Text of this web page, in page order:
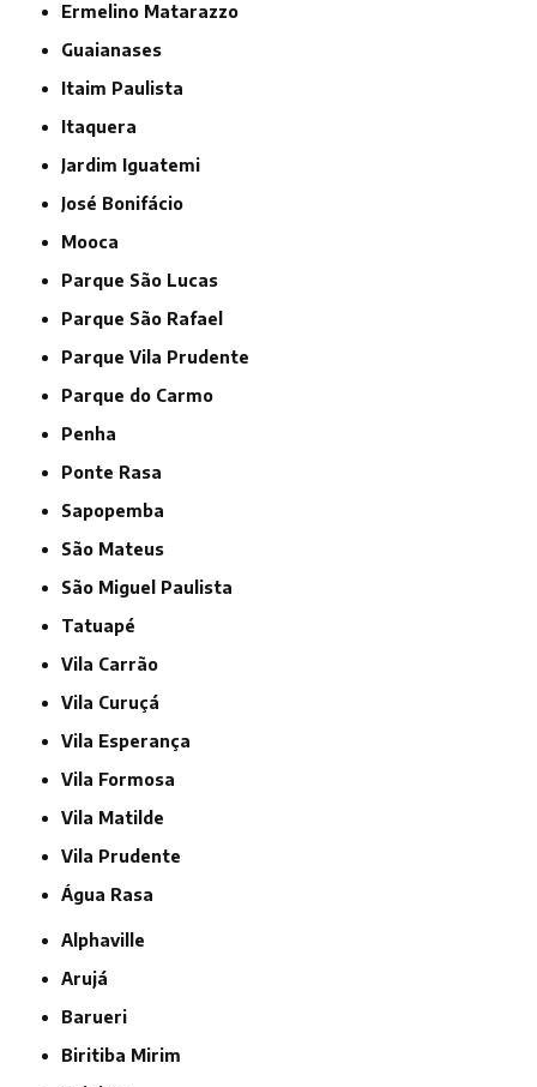
Ermelino Matarazzo
Guaianases
Itaim Paulista
Itaquera
Jardim Iguatemi
José Bonifácio
Mooca
Parque São Lucas
Parque São Rafael
Parque Vila Prudente
Parque do Carmo
Penha
Ponte Rasa
Sapopemba
São Mateus
São Miguel Paulista
Tatuapé
Vila Carrão
Vila Curuçá
Vila Esperança
Vila Formosa
Vila Matilde
Vila Prudente
Água Rasa
Alphaville
Arujá
Barueri
Biritiba Mirim